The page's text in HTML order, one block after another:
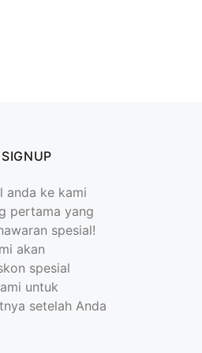
anda ke kami
pertama yang
spesial!
akan
spesial
untuk
setelah Anda